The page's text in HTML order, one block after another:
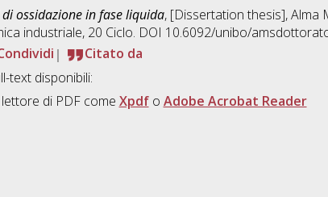
ossidazione in fase liquida, [Dissertation thesis], Alma
industriale, 20 Ciclo. DOI 10.6092/unibo/
Citato da
text disponibili:
di PDF come Xpdfo Adobe Acrobat Reader